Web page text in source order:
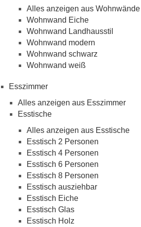
Alles anzeigen aus Wohnwände
Wohnwand Eiche
Wohnwand Landhausstil
Wohnwand modern
Wohnwand schwarz
Wohnwand weiß
Esszimmer
Alles anzeigen aus Esszimmer
Esstische
Alles anzeigen aus Esstische
Esstisch 2 Personen
Esstisch 4 Personen
Esstisch 6 Personen
Esstisch 8 Personen
Esstisch ausziehbar
Esstisch Eiche
Esstisch Glas
Esstisch Holz